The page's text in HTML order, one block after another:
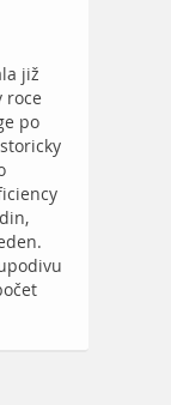
již
roce
po